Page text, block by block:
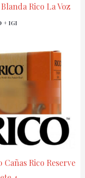
Rico La Voz
+ IGI
Cañas Rico Reserve